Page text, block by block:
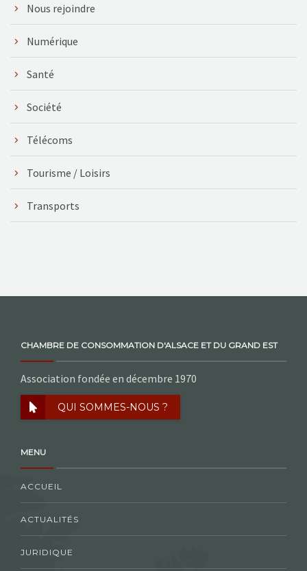
Nous rejoindre
Numérique
Santé
Société
Télécoms
Tourisme / Loisirs
Transports
CHAMBRE DE CONSOMMATION D'ALSACE ET DU GRAND EST
Association fondée en décembre 1970
QUI SOMMES-NOUS ?
MENU
ACCUEIL
ACTUALITÉS
JURIDIQUE